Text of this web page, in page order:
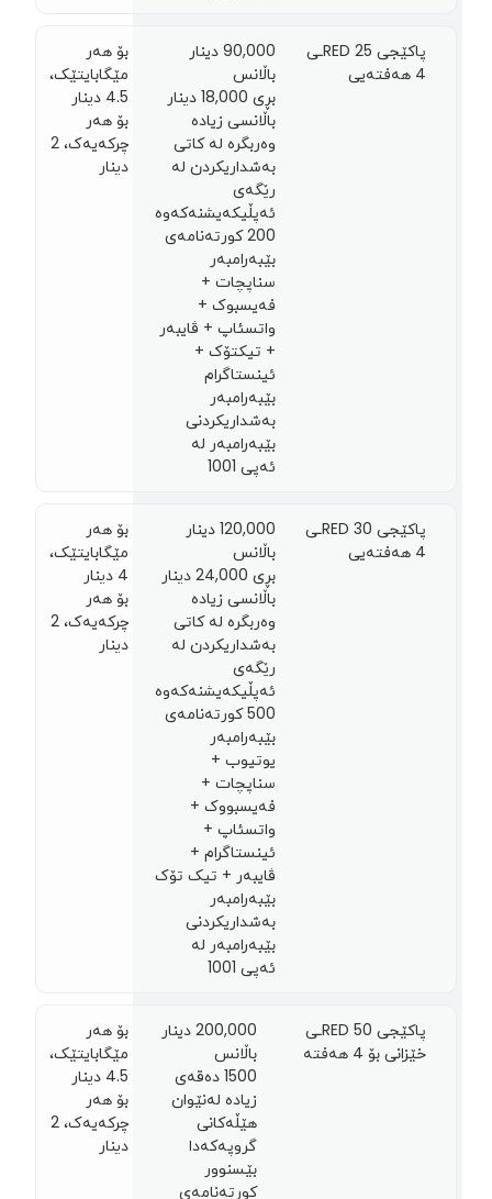
پاکێجی RED 25ـی
4 هەفتەیی
90,000 دینار
باڵانس
بڕی 18,000 دينار
باڵانسی زیادە
وەربگرە لە کاتی
بەشداریکردن لە
رێگەی
ئەپڵیکەیشنەکەوە
200 کورتەنامەی
بێبەرامبەر
سناپچات +
فەیسبوک +
واتسئاپ + ڤایبەر
+ تیکتۆک +
ئینستاگرام
بێبەرامبەر
بەشداریکردنی
بێبەرامبەر لە
ئەپی 1001
بۆ هەر
مێگابایتێک،
4.5 دينار
بۆ هەر
چرکەیەک، 2
دينار
پاکێجی RED 30ـی
4 هەفتەیی
120,000 دینار
باڵانس
بڕی 24,000 دينار
باڵانسی زیادە
وەربگرە لە کاتی
بەشداریکردن لە
رێگەی
ئەپڵیکەیشنەکەوە
500 کورتەنامەی
بێبەرامبەر
یوتیوب +
سناپچات +
فەیسبووک +
واتسئاپ +
ئینستاگرام +
ڤایبەر + تیک تۆک
بێبەرامبەر
بەشداریکردنی
بێبەرامبەر لە
ئەپی 1001
بۆ هەر
مێگابایتێک،
4 دينار
بۆ هەر
چرکەیەک، 2
دينار
پاکێجی RED 50ـی
خێزانی بۆ 4 هەفتە
200,000 دینار
باڵانس
1500 دەقەی
زیادە لەنێوان
هێڵەکانی
گروپەکەدا
بێسنوور
کورتەنامەی
بۆ هەر
مێگابایتێک،
4.5 دينار
بۆ هەر
چرکەیەک، 2
دينار